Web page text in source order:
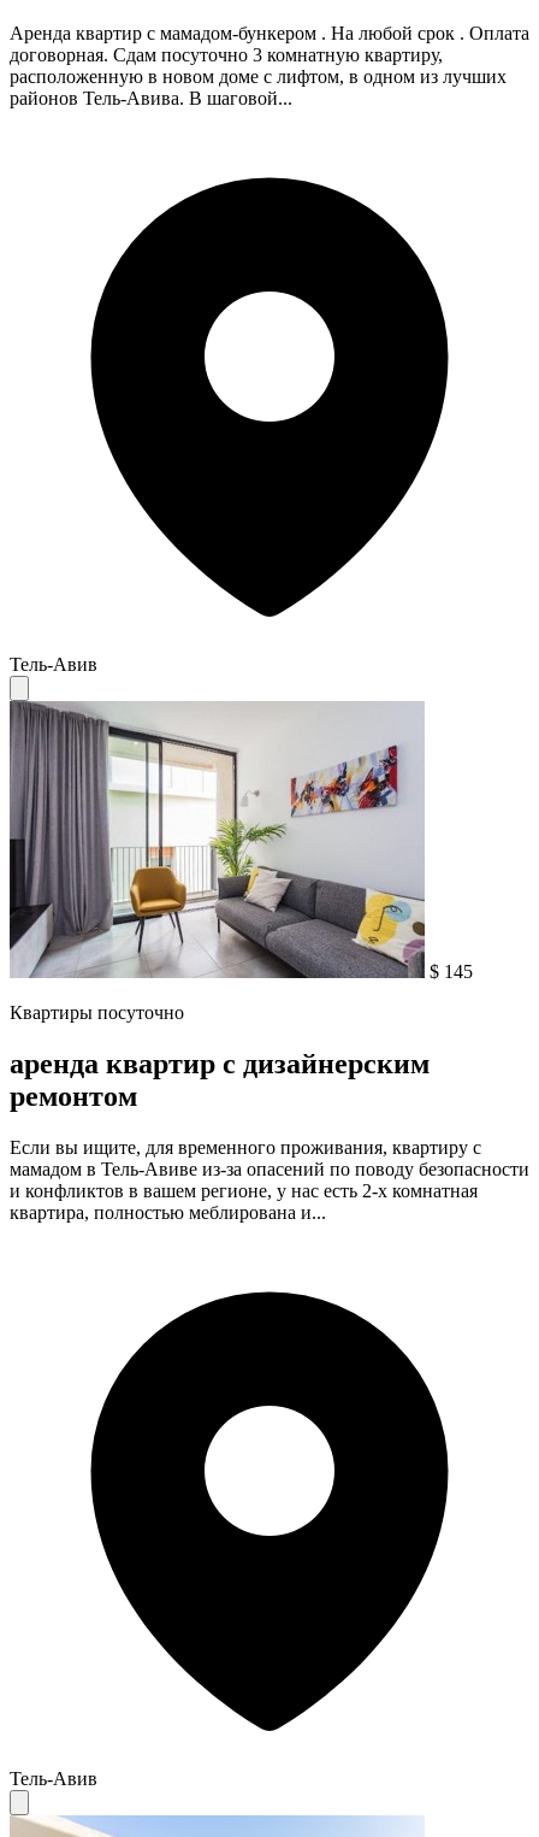
Аренда квартир с мамадом-бункером . На любой срок . Оплата
договорная. Сдам посуточно 3 комнатную квартиру,
расположенную в новом доме с лифтом, в одном из лучших
районов Тель-Авива. В шаговой...
Тель-Авив
$ 145
Квартиры посуточно
аренда квартир с дизайнерским
ремонтом
Если вы ищите, для временного проживания, квартиру с
мамадом в Тель-Авиве из-за опасений по поводу безопасности
и конфликтов в вашем регионе, у нас есть 2-х комнатная
квартира, полностью меблирована и...
Тель-Авив